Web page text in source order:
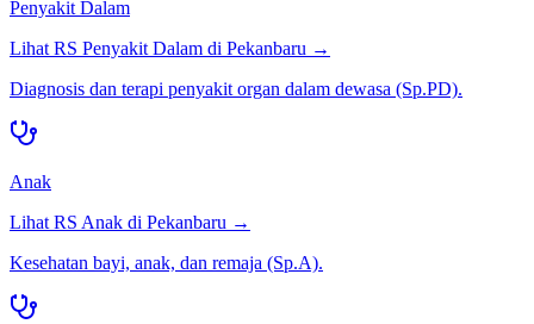
Penyakit Dalam
Lihat RS Penyakit Dalam di Pekanbaru →
Diagnosis dan terapi penyakit organ dalam dewasa (Sp.PD).
Anak
Lihat RS Anak di Pekanbaru →
Kesehatan bayi, anak, dan remaja (Sp.A).